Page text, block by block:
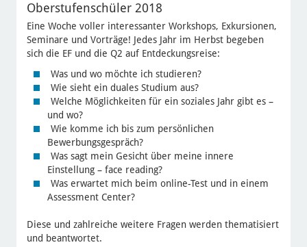
Oberstufenschüler 2018
Eine Woche voller interessanter Workshops, Exkursionen,
Seminare und Vorträge! Jedes Jahr im Herbst begeben
sich die EF und die Q2 auf Entdeckungsreise:
Was und wo möchte ich studieren?
Wie sieht ein duales Studium aus?
Welche Möglichkeiten für ein soziales Jahr gibt es –
und wo?
Wie komme ich bis zum persönlichen
Bewerbungsgespräch?
Was sagt mein Gesicht über meine innere
Einstellung – face reading?
Was erwartet mich beim online-Test und in einem
Assessment Center?
Diese und zahlreiche weitere Fragen werden thematisiert
und beantwortet.